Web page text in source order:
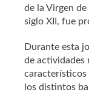
de la Virgen
siglo XII, fue
Durante esta
de actividades
característicos
los distintos